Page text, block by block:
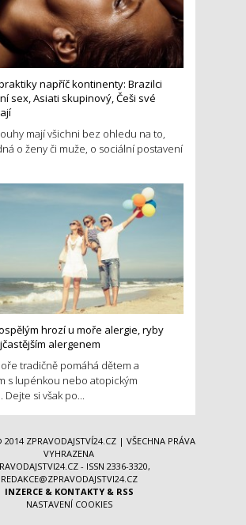
napříč kontinenty: Brazilci
sex, Asiati skupinový, Češi své
mají všichni bez ohledu na to,
o ženy či muže, o sociální postavení
hrozí u moře alergie, ryby
alergenem
tradičně pomáhá dětem a
s lupénkou nebo atopickým
si však po...
2014 ZPRAVODAJSTVÍ24.CZ | VŠECHNA PRÁVA
VYHRAZENA
- ISSN 2336-3320,
REDAKCE@ZPRAVODAJSTVI24.CZ
INZERCE& KONTAKTY& RSS
NASTAVENÍ COOKIES